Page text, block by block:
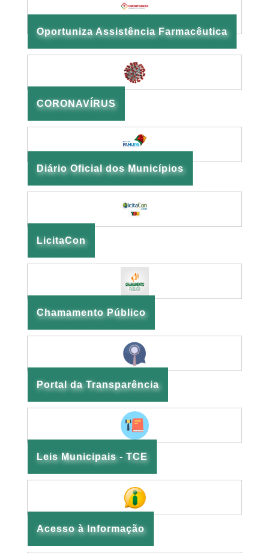
Oportuniza Assistência Farmacêutica
CORONAVÍRUS
Diário Oficial dos Municípios
LicitaCon
Chamamento Público
Portal da Transparência
Leis Municipais - TCE
Acesso à Informação